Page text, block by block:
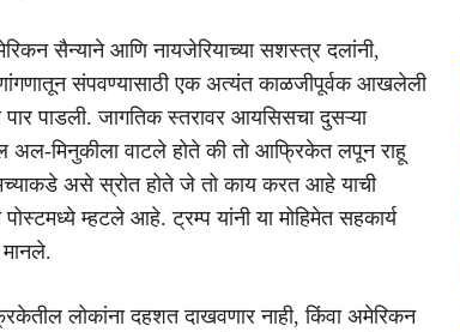
सैन्याने आणि नायजेरियाच्या सशस्त्र दलांनी,
संपवण्यासाठी एक अत्यंत काळजीपूर्वक आखलेली
पार पाडली. जागतिक स्तरावर आयसिसचा दुसऱ्या
अल-मिनुकीला वाटले होते की तो आफ्रिकेत लपून राहू
असे स्रोत होते जे तो काय करत आहे याची
म्हटले आहे. ट्रम्प यांनी या मोहिमेत सहकार्य
लोकांना दहशत दाखवणार नाही, किंवा अमेरिकन